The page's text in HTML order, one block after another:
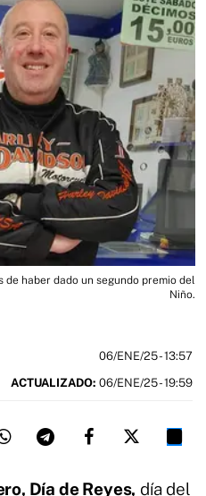
de haber dado un segundo premio del
Niño.
06/ENE/25- 13:57
ACTUALIZADO: 06/ENE/25 - 19:59
Día de Reyes, día del